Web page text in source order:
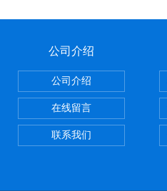
公司介绍
公司介绍
在线留言
联系我们